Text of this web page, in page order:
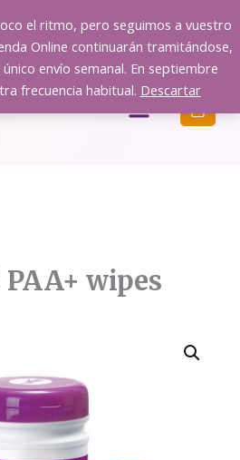
el ritmo, pero seguimos a vuestro
Online continuarán tramitándose,
envío semanal. En septiembre
frecuencia habitual. Descartar
Menú
wipes